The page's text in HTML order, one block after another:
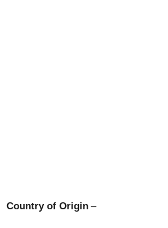
Country of Origin –